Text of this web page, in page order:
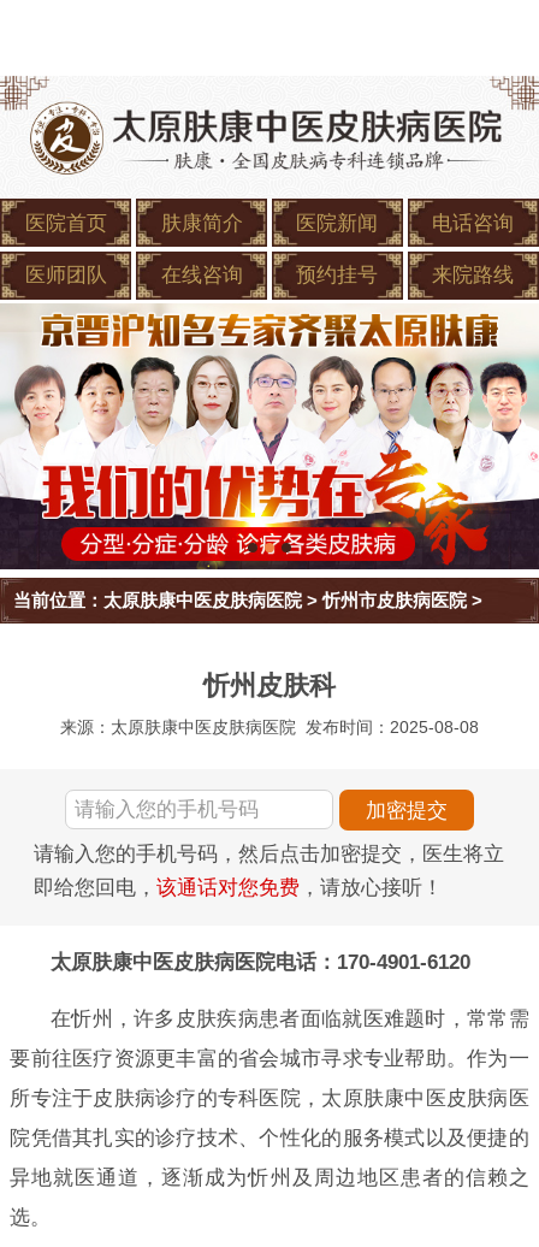
医院首页 肤康简介 医院新闻 电话咨询
医师团队 在线咨询 预约挂号 来院路线
当前位置： 太原肤康中医皮肤病医院>忻州市皮肤病医院>
忻州皮肤科
来源：太原肤康中医皮肤病医院 发布时间：2025-08-08
请输入您的手机号码，然后点击加密提交，医生将立
即给您回电， 该通话对您免费 ，请放心接听！
太原肤康中医皮肤病医院电话：170-4901-6120
在忻州，许多皮肤疾病患者面临就医难题时，常常需
要前往医疗资源更丰富的省会城市寻求专业帮助。作为一
所专注于皮肤病诊疗的专科医院，太原肤康中医皮肤病医
院凭借其扎实的诊疗技术、个性化的服务模式以及便捷的
异地就医通道，逐渐成为忻州及周边地区患者的信赖之
选。